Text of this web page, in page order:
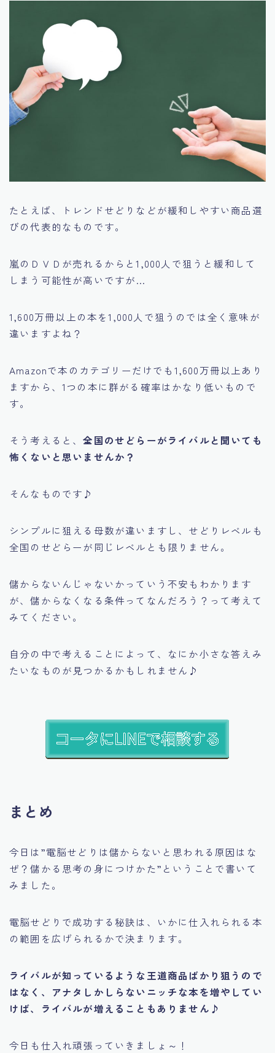
たとえば、トレンドせどりなどが緩和しやすい商品選
びの代表的なものです。
嵐のＤＶＤが売れるからと1,000人で狙うと緩和して
しまう可能性が高いですが…
1,600万冊以上の本を1,000人で狙うのでは全く意味が
違いますよね？
Amazonで本のカテゴリーだけでも1,600万冊以上あり
ますから 、1つの本に群がる確率はかなり低いもので
す。
そう考えると、全国のせどらーがライバルと聞いても
怖くないと思いませんか？
そんなものです♪
シンプルに狙える母数が違いますし、せどりレベルも
全国のせどらーが同じレベルとも限りません。
儲からないんじゃないかっていう不安もわかります
が、儲からなくなる条件ってなんだろう？って考えて
みてください。
自分の中で考えることによって、なにか小さな答えみ
たいなものが見つかるかもしれません♪
まとめ
今日は”電脳せどりは儲からないと思われる原因はな
ぜ？儲かる思考の身につけかた” ということで書いて
みました。
電脳せどりで成功する秘訣は、 いかに仕入れられる本
の範囲を広げられるかで決まります。
ライバルが知っているような王道商品ばかり狙うので
はなく、アナタしかしらないニッチな本を増やしてい
けば、ライバルが増えることもありません♪
今日も仕入れ頑張っていきましょ～！